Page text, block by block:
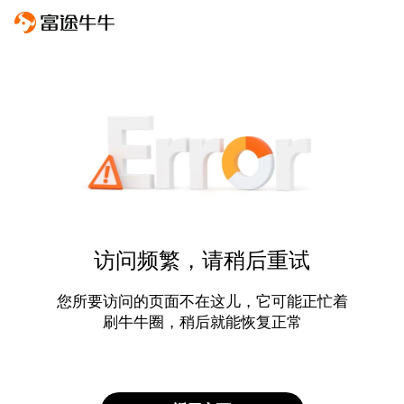
访问频繁，请稍后重试
您所要访问的页面不在这儿，它可能正忙着
刷牛牛圈，稍后就能恢复正常